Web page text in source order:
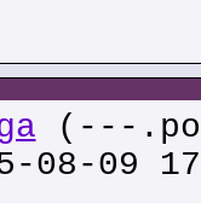
(---
09